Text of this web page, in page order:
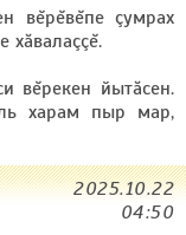
вĕрĕвĕпе çумрах
хăвалаççĕ.
вĕрекен йытăсен.
харам пыр мар,
2025.10.22
04:50